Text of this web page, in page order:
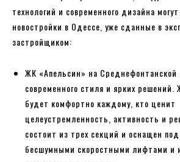
технологий и современного дизайна
новостройки в Одессе, уже сданные в
застройщиком:
ЖК «Апельсин» на Среднефонтанской
современного стиля и ярких
будет комфортно каждому, кто ценит
целеустремленность, активность и
состоит из трех секций и оснащен
бесшумными скоростными лифтами и